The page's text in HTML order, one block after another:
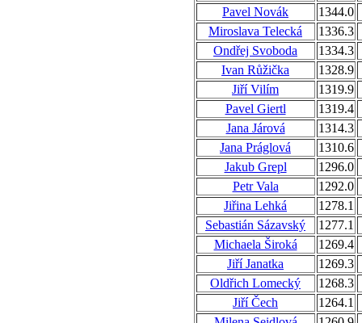
Pavel Novák
1344.0
Miroslava Telecká
1336.3
Ondřej Svoboda
1334.3
Ivan Růžička
1328.9
Jiří Vilím
1319.9
Pavel Giertl
1319.4
Jana Járová
1314.3
Jana Práglová
1310.6
Jakub Grepl
1296.0
Petr Vala
1292.0
Jiřina Lehká
1278.1
Sebastián Sázavský
1277.1
Michaela Široká
1269.4
Jiří Janatka
1269.3
Oldřich Lomecký
1268.3
Jiří Čech
1264.1